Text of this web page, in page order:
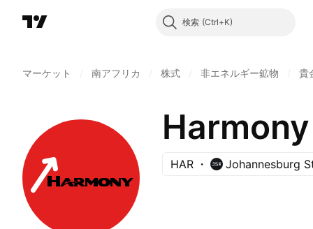
検索
マーケット 南アフリカ 株式 非エネルギー鉱物 貴
HAR Johannesburg